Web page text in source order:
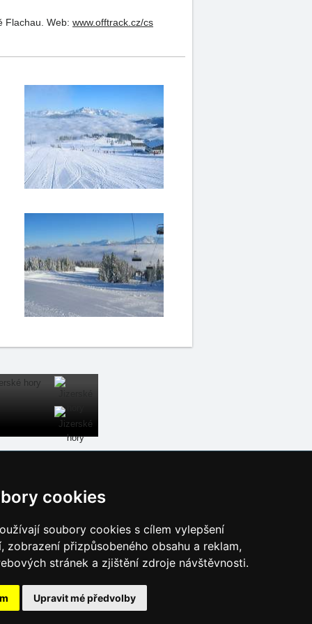
cookies
soubory cookies s cílem vylepšení
zobrazení přizpůsobeného obsahu a reklam,
stránek a zjištění zdroje návštěvnosti.
Upravit mé předvolby
Web: www.offtrack.cz/cs
České hory
Chorvatsko